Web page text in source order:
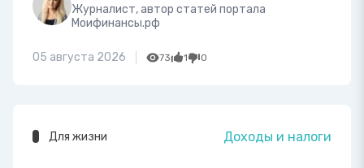
Журналист, автор статей портала
Моифинансы.рф
05 августа 2026 73 1 0
Для жизни Доходы и налоги